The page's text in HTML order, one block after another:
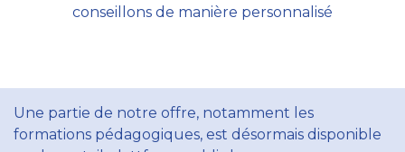
conseillons de manière personnalisé
Une partie de notre offre, notamment les
formations pédagogiques, est désormais disponible